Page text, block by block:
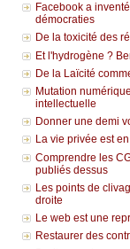
Facebook a
démocraties
De la toxicité des
Et l'hydrogène ?
De la Laïcité
Mutation
intellectuelle
Donner une demi
La vie privée est
Comprendre les
publiés dessus
Les points de
droite
Le web est une
Restaurer des